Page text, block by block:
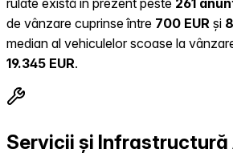
de vânzare cuprinse între 700 EUR și
median al vehiculelor scoase la
19.345 EUR.
Servicii și Infrastructură